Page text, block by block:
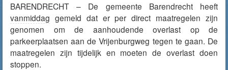
BARENDRECHT – De gemeente Barendrecht heeft
vanmiddag gemeld dat er per direct maatregelen zijn
genomen om de aanhoudende overlast op de
parkeerplaatsen aan de Vrijenburgweg tegen te gaan. De
maatregelen zijn tijdelijk en moeten de overlast doen
stoppen.